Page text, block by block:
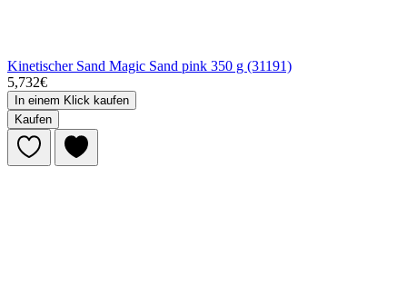
Kinetischer Sand Magic Sand pink 350 g (31191)
5,732€
In einem Klick kaufen
Kaufen